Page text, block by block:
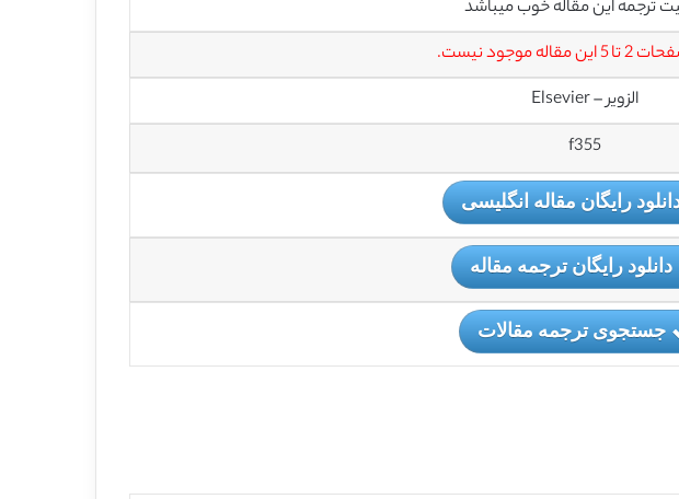
ترجمه این مقاله خوب میباشد
موجود نیست.
الزویر – Elsevier
f355
رایگان مقاله انگلیسی
دانلود رایگان ترجمه مقاله
جستجوی ترجمه مقالات